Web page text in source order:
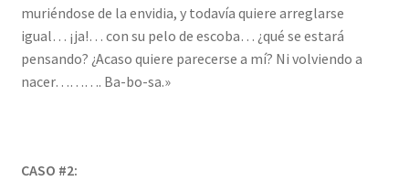
muriéndose de la envidia, y todavía quiere arreglarse
igual… ¡ja!… con su pelo de escoba… ¿qué se estará
pensando? ¿Acaso quiere parecerse a mí? Ni volviendo a
nacer………. Ba-bo-sa.»
CASO #2: